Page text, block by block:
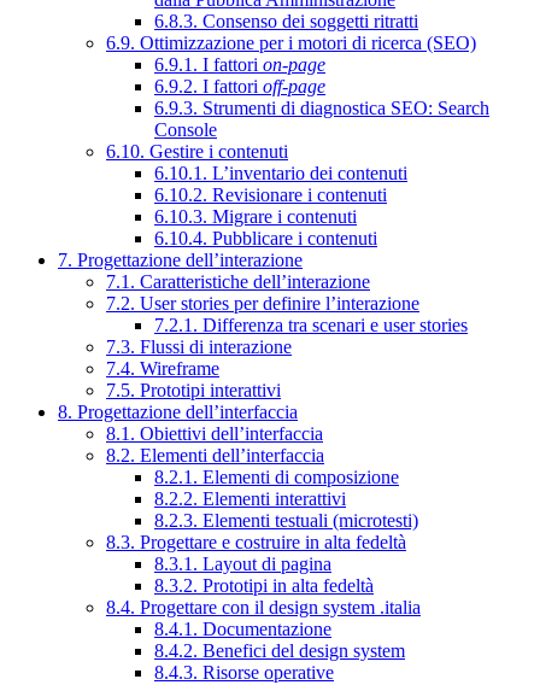
6.8.3. Consenso dei soggetti ritratti
6.9. Ottimizzazione per i motori di ricerca (SEO)
6.9.1. I fattori on-page
6.9.2. I fattori off-page
6.9.3. Strumenti di diagnostica SEO: Search
Console
6.10. Gestire i contenuti
6.10.1. L’inventario dei contenuti
6.10.2. Revisionare i contenuti
6.10.3. Migrare i contenuti
6.10.4. Pubblicare i contenuti
7. Progettazione dell’interazione
7.1. Caratteristiche dell’interazione
7.2. User stories per definire l’interazione
7.2.1. Differenza tra scenari e user stories
7.3. Flussi di interazione
7.4. Wireframe
7.5. Prototipi interattivi
8. Progettazione dell’interfaccia
8.1. Obiettivi dell’interfaccia
8.2. Elementi dell’interfaccia
8.2.1. Elementi di composizione
8.2.2. Elementi interattivi
8.2.3. Elementi testuali (microtesti)
8.3. Progettare e costruire in alta fedeltà
8.3.1. Layout di pagina
8.3.2. Prototipi in alta fedeltà
8.4. Progettare con il design system .italia
8.4.1. Documentazione
8.4.2. Benefici del design system
8.4.3. Risorse operative